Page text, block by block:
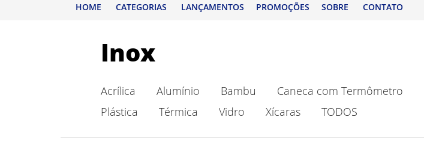
HOME CATEGORIAS LANÇAMENTOS PROMOÇÕES SOBRE CONTATO
Inox
Acrílica Alumínio Bambu Caneca com Termômetro
Plástica
Térmica Vidro Xícaras TODOS